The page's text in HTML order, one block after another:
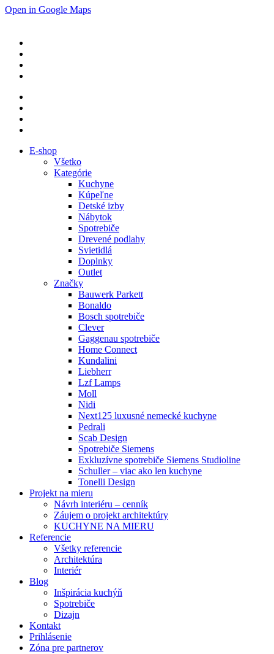
Open in Google Maps
E-shop
Všetko
Kategórie
Kuchyne
Kúpeľne
Detské izby
Nábytok
Spotrebiče
Drevené podlahy
Svietidlá
Doplnky
Outlet
Značky
Bauwerk Parkett
Bonaldo
Bosch spotrebiče
Clever
Gaggenau spotrebiče
Home Connect
Kundalini
Liebherr
Lzf Lamps
Moll
Nidi
Next125 luxusné nemecké kuchyne
Pedrali
Scab Design
Spotrebiče Siemens
Exkluzívne spotrebiče Siemens Studioline
Schuller – viac ako len kuchyne
Tonelli Design
Projekt na mieru
Návrh interiéru – cenník
Záujem o projekt architektúry
KUCHYNE NA MIERU
Referencie
Všetky referencie
Architektúra
Interiér
Blog
Inšpirácia kuchýň
Spotrebiče
Dizajn
Kontakt
Prihlásenie
Zóna pre partnerov